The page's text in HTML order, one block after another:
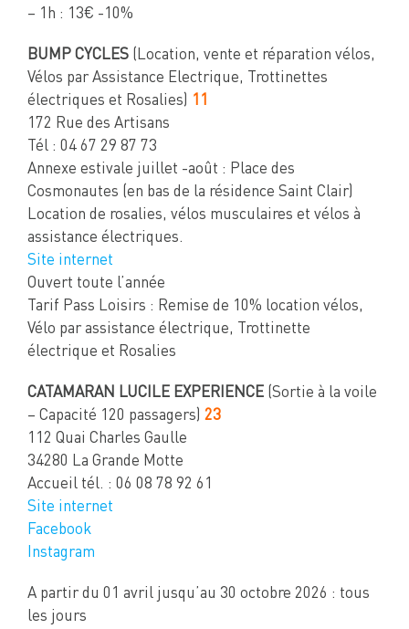
– 1h : 13€ -10%
BUMP CYCLES (Location, vente et réparation vélos,
Vélos par Assistance Electrique, Trottinettes
électriques et Rosalies) 11
172 Rue des Artisans
Tél : 04 67 29 87 73
Annexe estivale juillet -août : Place des
Cosmonautes (en bas de la résidence Saint Clair)
Location de rosalies, vélos musculaires et vélos à
assistance électriques.
Site internet
Ouvert toute l’année
Tarif Pass Loisirs : Remise de 10% location vélos,
Vélo par assistance électrique, Trottinette
électrique et Rosalies
CATAMARAN LUCILE EXPERIENCE (Sortie à la voile
– Capacité 120 passagers) 23
112 Quai Charles Gaulle
34280 La Grande Motte
Accueil tél. : 06 08 78 92 61
Site internet
Facebook
Instagram
A partir du 01 avril jusqu’au 30 octobre 2026 : tous
les jours